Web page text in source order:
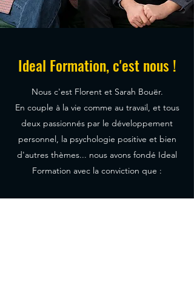
Ideal Formation, c'est nous !
Nous c'est Florent et Sarah Bouër.
En couple à la vie comme au travail, et tous
deux passionnés par le développement
personnel, la psychologie positive et bien
d'autres thèmes... nous avons fondé Ideal
Formation avec la conviction que :
👉 Les compétences humaines sont la clé